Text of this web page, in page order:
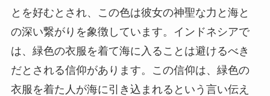
とを好むとされ、この色は彼女の神聖な力と海と
の深い繋がりを象徴しています。インドネシアで
は、緑色の衣服を着て海に入ることは避けるべき
だとされる信仰があります。この信仰は、緑色の
衣服を着た人が海に引き込まれるという言い伝え